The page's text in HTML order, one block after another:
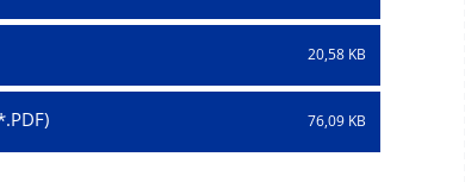
20,58 KB
76,09 KB